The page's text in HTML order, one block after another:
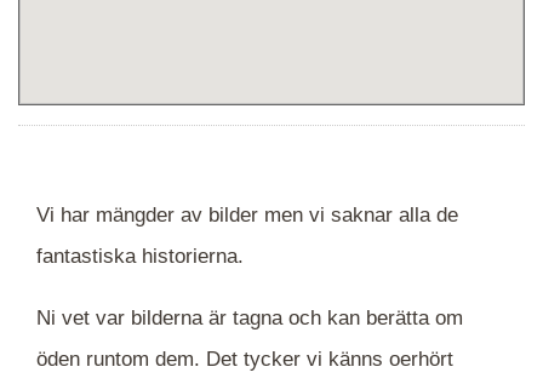
Vi har mängder av bilder men vi saknar alla de
fantastiska historierna.
Ni vet var bilderna är tagna och kan berätta om
öden runtom dem. Det tycker vi känns oerhört